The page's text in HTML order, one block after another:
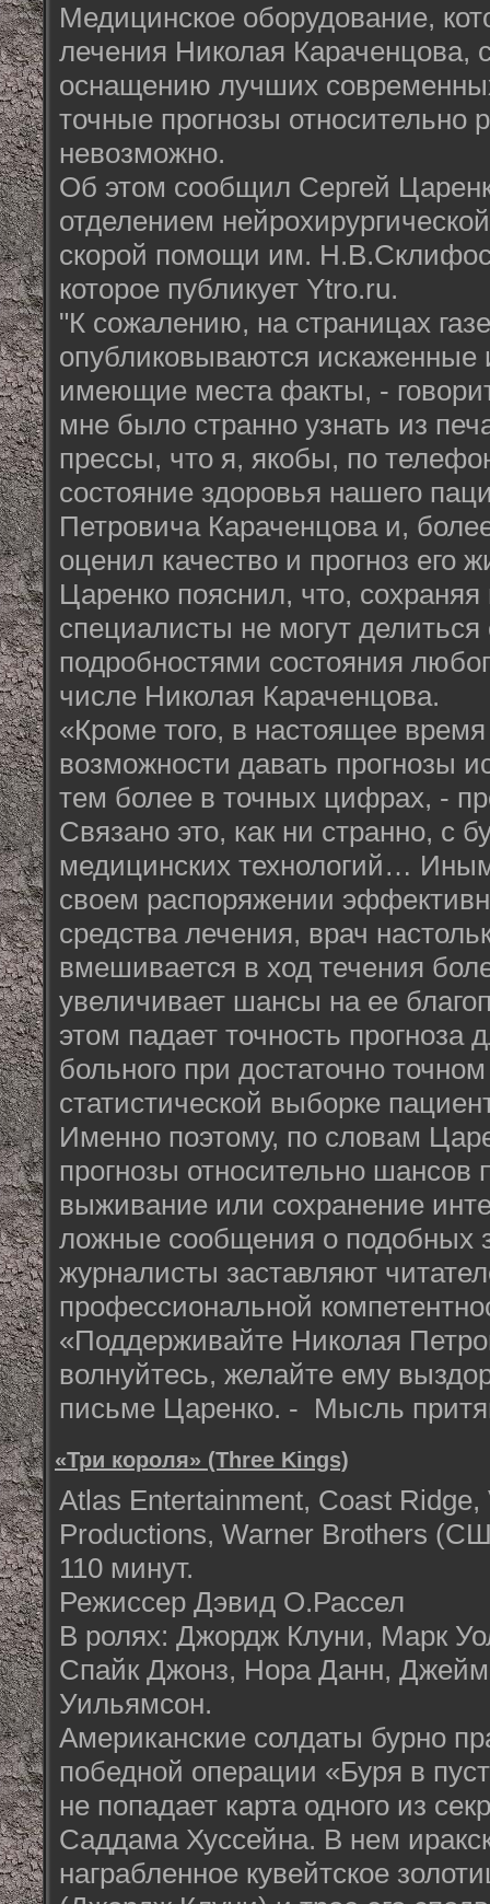
Медицинское оборудование,
лечения Николая Караченцова,
оснащению лучших
точные прогнозы относительно
невозможно.
Об этом сообщил Сергей
отделением
скорой помощи им.
которое публикует Ytro.ru.
"К сожалению, на страницах
опубликовываются
имеющие места факты, -
мне было странно узнать из
прессы, что я, якобы, по
состояние здоровья нашего
Петровича Караченцова и,
оценил качество и прогноз его
Царенко пояснил, что,
специалисты не могут
подробностями состояния
числе Николая Караченцова.
«Кроме того, в настоящее
возможности давать прогнозы
тем более в точных цифрах, -
Связано это, как ни странно, с
медицинских технологий…
своем распоряжении
средства лечения, врач
вмешивается в ход течения
увеличивает шансы на ее
этом падает точность прогноза
больного при достаточно
статистической выборке
Именно поэтому, по словам
прогнозы относительно шансов
выживание или сохранение
ложные сообщения о подобных
журналисты заставляют
профессиональной
«Поддерживайте Николая
волнуйтесь, желайте ему
письме Царенко. - Мысль
«Три короля» (Three Kings)
Atlas Entertainment, Coast
Productions, Warner Brothers
110 минут.
Режиссер Дэвид О.Рассел
В ролях: Джордж Клуни, Марк
Спайк Джонз, Нора Данн,
Уильямсон.
Американские солдаты бурно
победной операции «Буря в
не попадает карта одного из
Саддама Хуссейна. В нем
награбленное кувейтское